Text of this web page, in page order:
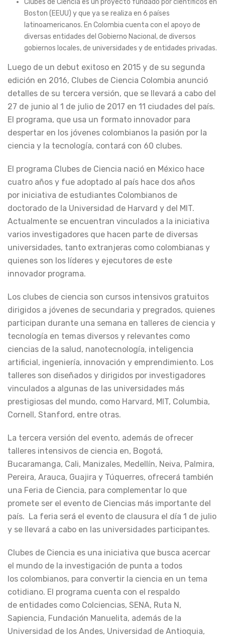
Clubes de Ciencia es un proyecto fundado por científicos en
Boston (EEUU) y que ya se realiza en 6 países
latinoamericanos. En Colombia cuenta con el apoyo de
diversas entidades del Gobierno Nacional, de diversos
gobiernos locales, de universidades y de entidades privadas.
Luego de un debut exitoso en 2015 y de su segunda
edición en 2016, Clubes de Ciencia Colombia anunció
detalles de su tercera versión, que se llevará a cabo del
27 de junio al 1 de julio de 2017 en 11 ciudades del país.
El programa, que usa un formato innovador para
despertar en los jóvenes colombianos la pasión por la
ciencia y la tecnología, contará con 60 clubes.
El programa Clubes de Ciencia nació en México hace
cuatro años y fue adoptado al país hace dos años
por iniciativa de estudiantes Colombianos de
doctorado de la Universidad de Harvard y del MIT.
Actualmente se encuentran vinculados a la iniciativa
varios investigadores que hacen parte de diversas
universidades, tanto extranjeras como colombianas y
quienes son los líderes y ejecutores de este
innovador programa.
Los clubes de ciencia son cursos intensivos gratuitos
dirigidos a jóvenes de secundaria y pregrados, quienes
participan durante una semana en talleres de ciencia y
tecnología en temas diversos y relevantes como
ciencias de la salud, nanotecnología, inteligencia
artificial, ingeniería, innovación y emprendimiento. Los
talleres son diseñados y dirigidos por investigadores
vinculados a algunas de las universidades más
prestigiosas del mundo, como Harvard, MIT, Columbia,
Cornell, Stanford, entre otras.
La tercera versión del evento, además de ofrecer
talleres intensivos de ciencia en, Bogotá,
Bucaramanga, Cali, Manizales, Medellín, Neiva, Palmira,
Pereira, Arauca, Guajira y Túquerres, ofrecerá también
una Feria de Ciencia, para complementar lo que
promete ser el evento de Ciencias más importante del
país. La feria será el evento de clausura el día 1 de julio
y se llevará a cabo en las universidades participantes.
Clubes de Ciencia es una iniciativa que busca acercar
el mundo de la investigación de punta a todos
los colombianos, para convertir la ciencia en un tema
cotidiano. El programa cuenta con el respaldo
de entidades como Colciencias, SENA, Ruta N,
Sapiencia, Fundación Manuelita, además de la
Universidad de los Andes, Universidad de Antioquia,